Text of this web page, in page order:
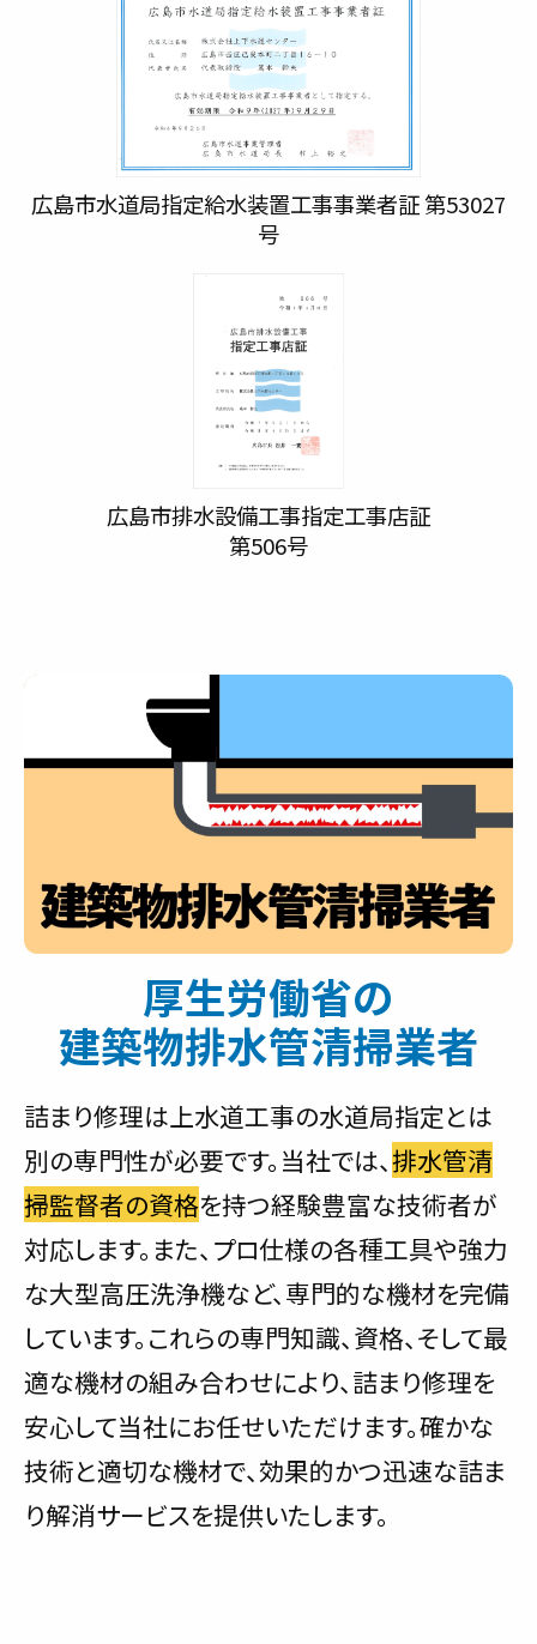
広島市水道局指定給水装置工事事業者証 第53027
号
広島市排水設備工事指定工事店証
第506号
厚生労働省の
建築物排水管清掃業者
詰まり修理は上水道工事の水道局指定とは
別の専門性が必要です。当社では、排水管清
掃監督者の資格を持つ経験豊富な技術者が
対応します。また、プロ仕様の各種工具や強力
な大型高圧洗浄機など、専門的な機材を完備
しています。これらの専門知識、資格、そして最
適な機材の組み合わせにより、詰まり修理を
安心して当社にお任せいただけます。確かな
技術と適切な機材で、効果的かつ迅速な詰ま
り解消サービスを提供いたします。